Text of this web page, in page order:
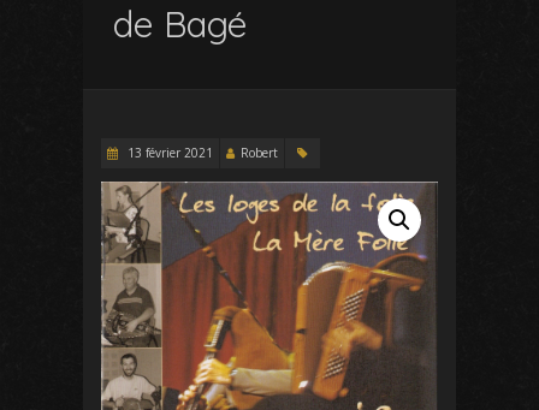
de Bagé
13 février 2021 Robert